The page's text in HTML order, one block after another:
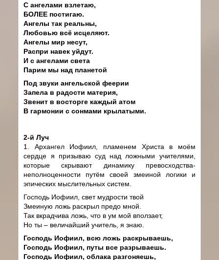
С ангелами взлетаю,
БОЛЕЕ постигаю.
Ангелы так реальны,
Любовью всё исцеляют.
Ангелы мир несут,
Распри навек уйдут.
И с ангелами света
Парим мы над планетой
Под звуки ангельской феерии
Запела в радости материя,
Звенит в восторге каждый атом
В гармонии с сонмами крылатыми.
2-й Луч
1. Архангел Иофиил, пламенем Христа в моём
сердце я призываю суд над ложными учителями,
которые скрывают динамику превосходства-
неполноценности путём своей змеиной логики и
эпических мыслительных систем.
Господь Иофиил, свет мудрости твой
Змеиную ложь раскрыл предо мной.
Так вкрадчива ложь, что в ум мой вползает,
Но ты – величайший учитель, я знаю.
Господь Иофиил, всю ложь раскрываешь,
Господь Иофиил, путы все разрываешь.
Господь Иофиил, облака разгоняешь,